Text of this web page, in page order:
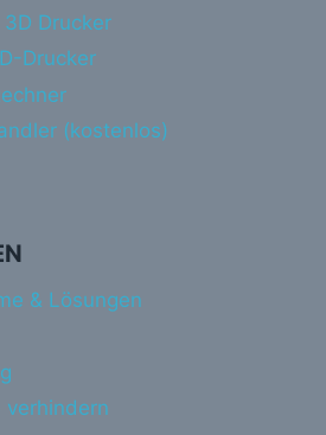
Drucker
Drucker
(kostenlos)
& Lösungen
verhindern